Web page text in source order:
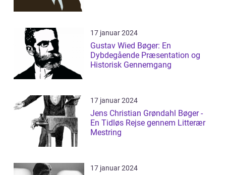
17 januar 2024
Gustav Wied Bøger: En
Dybdegående Præsentation og
Historisk Gennemgang
17 januar 2024
Jens Christian Grøndahl Bøger -
En Tidløs Rejse gennem Litterær
Mestring
17 januar 2024